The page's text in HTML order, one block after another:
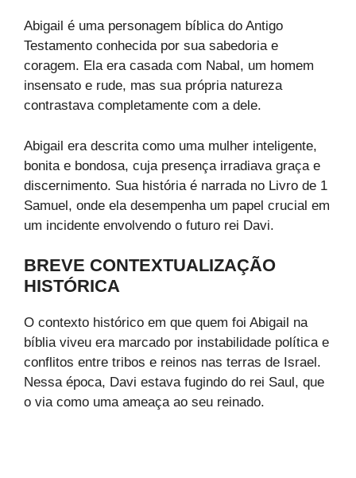
Abigail é uma personagem bíblica do Antigo
Testamento conhecida por sua sabedoria e
coragem. Ela era casada com Nabal, um homem
insensato e rude, mas sua própria natureza
contrastava completamente com a dele.
Abigail era descrita como uma mulher inteligente,
bonita e bondosa, cuja presença irradiava graça e
discernimento. Sua história é narrada no Livro de 1
Samuel, onde ela desempenha um papel crucial em
um incidente envolvendo o futuro rei Davi.
BREVE CONTEXTUALIZAÇÃO
HISTÓRICA
O contexto histórico em que quem foi Abigail na
bíblia viveu era marcado por instabilidade política e
conflitos entre tribos e reinos nas terras de Israel.
Nessa época, Davi estava fugindo do rei Saul, que
o via como uma ameaça ao seu reinado.